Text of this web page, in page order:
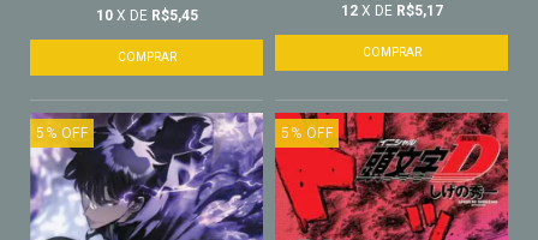
10 X DE R$5,45 12 X DE R$5,17
5 % OFF 5 % OFF